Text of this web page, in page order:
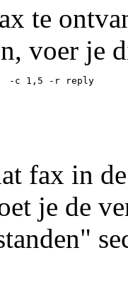
te
voer je
fax in
je de